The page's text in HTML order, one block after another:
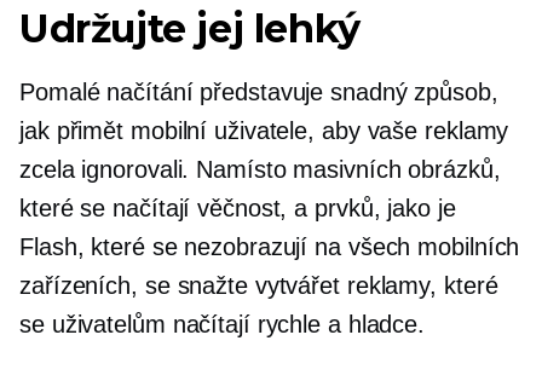
Udržujte jej lehký
Pomalé načítání představuje snadný způsob,
jak přimět mobilní uživatele, aby vaše reklamy
zcela ignorovali. Namísto masivních obrázků,
které se načítají věčnost, a prvků, jako je
Flash, které se nezobrazují na všech mobilních
zařízeních, se snažte vytvářet reklamy, které
se uživatelům načítají rychle a hladce.